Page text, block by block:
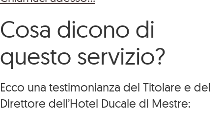
Cosa dicono di
questo servizio?
Ecco una testimonianza del Titolare e del
Direttore dell’Hotel Ducale di Mestre: